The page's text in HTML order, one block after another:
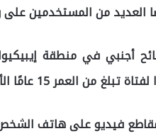
العديد من المستخدمين على
أجنبي في منطقة
15 عامًا الأسبوع الماضي.
مقاطع فيديو على هاتف